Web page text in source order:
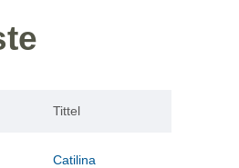
Tittel
Catilina